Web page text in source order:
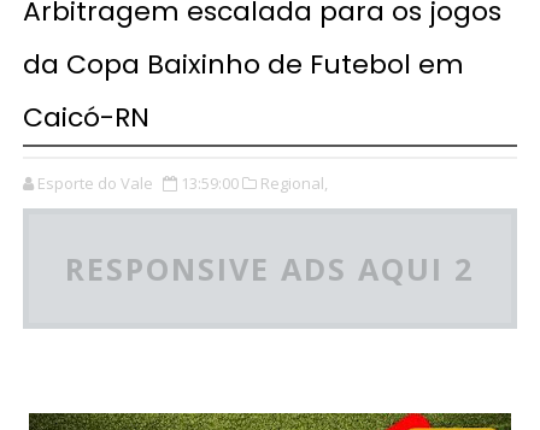
Arbitragem escalada para os jogos
da Copa Baixinho de Futebol em
Caicó-RN
Esporte do Vale 13:59:00 Regional,
RESPONSIVE ADS AQUI 2